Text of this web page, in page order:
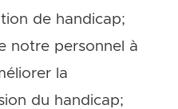
de handicap;
notre personnel à
la
du handicap;